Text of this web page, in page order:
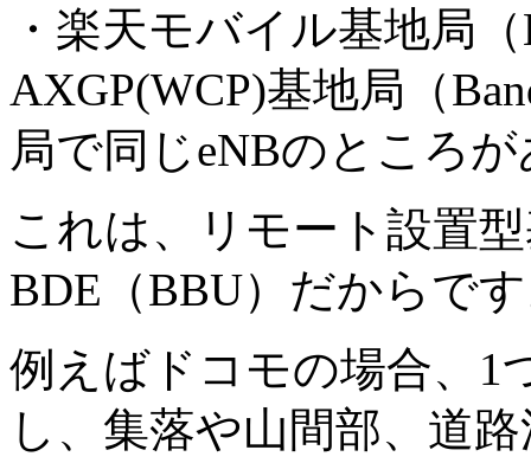
・楽天モバイル基地局
AXGP(WCP)基地局（
局で同じeNBのところ
これは、リモート設置
BDE（BBU）だからで
例えばドコモの場合、1
し、集落や山間部、道